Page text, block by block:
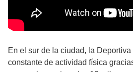
En el sur de la ciudad, la
constante de actividad física